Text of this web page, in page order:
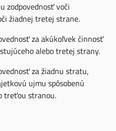
zodpovednosť voči
žiadnej tretej strane.
za akúkoľvek činnosť
alebo tretej strany.
za žiadnu stratu,
ujmu spôsobenú
treťou stranou.